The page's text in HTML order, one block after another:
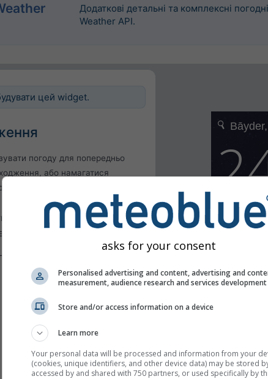
Додаткові детальні та комплексні
Weather API.
цей widget.
погоду для попередньо
або намагатися
кожного відвідувача
поточне місцезнаходження
користувача
asks for your consent
Personalised advertising and content, advertising and
measurement, audience research and services development
Store and/or access information on a device
Learn more
Your personal data will be processed and information from your
(cookies, unique identifiers, and other device data) may be stored
accessed by and shared with 750 partners, or used specifically by